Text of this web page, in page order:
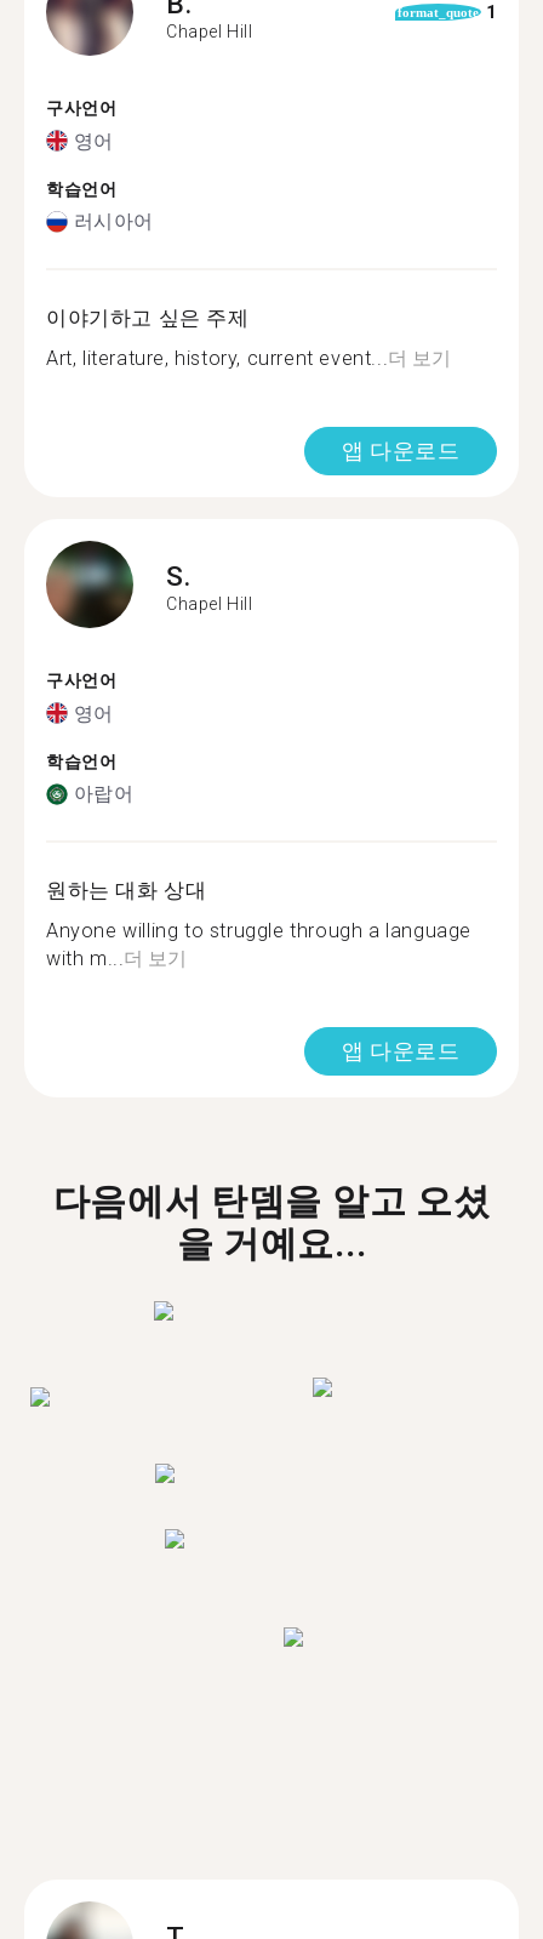
Chapel Hill
format_quote 1
구사언어
영어
학습언어
러시아어
이야기하고 싶은 주제
Art, literature, history, current event...더 보기
앱 다운로드
S.
Chapel Hill
구사언어
영어
학습언어
아랍어
원하는 대화 상대
Anyone willing to struggle through a language
with m...더 보기
앱 다운로드
다음에서 탄뎀을 알고 오셨
을 거예요...